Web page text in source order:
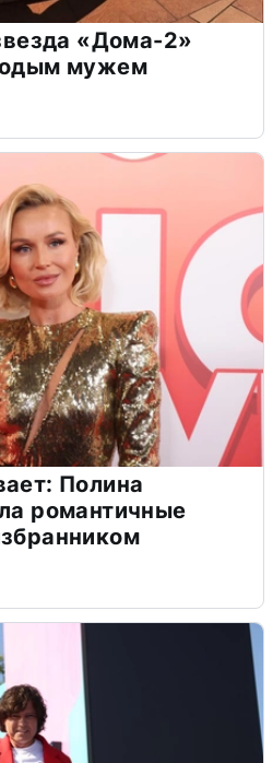
«Дома-2»
мужем
Полина
романтичные